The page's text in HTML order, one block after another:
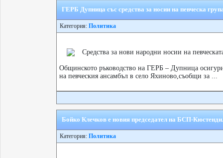
ГЕРБ Дупница със средства за носии на певческа
Категория: Политика
Средства за нови народни носии на
Общинското ръководство на ГЕРБ – Дупница
на певческия ансамбъл в село Яхиново,съобщи за ...
Бойко Клечков е новия председател на БСП-
Категория: Политика